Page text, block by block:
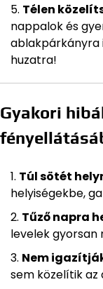
Télen
nappalok és
ablakpárkányra
huzatra!
Gyakori
Túl sötét
helyiségekbe,
Tűző napra
levelek gyorsan
Nem
sem közelítik az